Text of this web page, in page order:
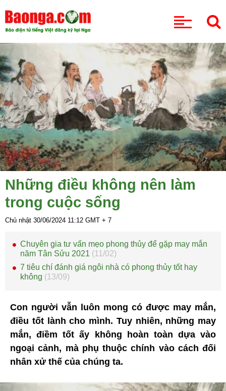
Những điều không nên làm
trong cuộc sống
Chủ nhật 30/06/2024 11:12 GMT + 7
Chuyên gia tư vấn mẹo phong thủy để gặp may mắn
năm Tân Sửu 2021 (11/02)
7 tiêu chí đánh giá ngôi nhà có phong thủy tốt hay
không (13/09)
Con người vẫn luôn mong có được may mắn,
điều tốt lành cho mình. Tuy nhiên, những may
mắn, điềm tốt ấy không hoàn toàn dựa vào
ngoại cảnh, mà phụ thuộc chính vào cách đối
nhân xử thế của chúng ta.